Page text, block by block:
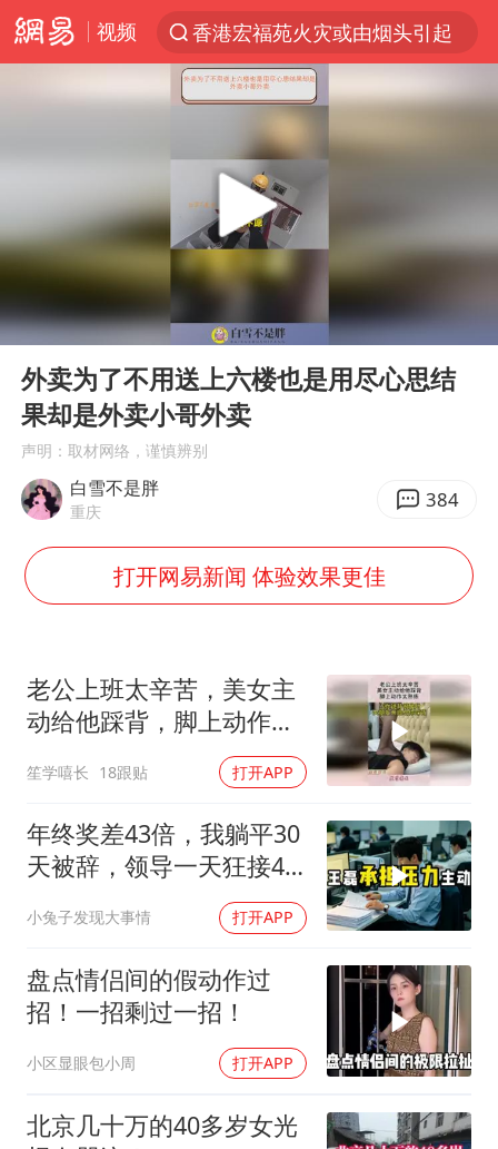
视频
香港宏福苑火灾或由烟头引起
刘浩存百花奖开幕式红裙起舞
张本智和：零封向鹏不意外
云南一地村民过火把节意外灼伤16人
用AI造出新病毒意味着什么
今年第二强台风将带来多大影响
浙江最强风雨时段已锁定
美股创4月份以来最大单周涨幅
上半年国内居民出游人次34.63亿
光伏八巨头签署“不低于成本价”倡议
多所幼师院校开设养老专业
台州《告全体市民书》：非必要不外出
习近平心系体育强国建设
Play
00:00 01:42
外卖为了不用送上六楼也是用尽心思结
果却是外卖小哥外卖
声明：取材网络，谨慎辨别
白雪不是胖
重庆 384
打开网易新闻 体验效果更佳
老公上班太辛苦，美女主
动给他踩背，脚上动作太
笙学嘻长 18跟贴 打开APP
年终奖差43倍，我躺平30
天被辞，领导一天狂接47
小兔子发现大事情 打开APP
盘点情侣间的假动作过
招！一招剩过一招！
小区显眼包小周 打开APP
北京几十万的40多岁女光